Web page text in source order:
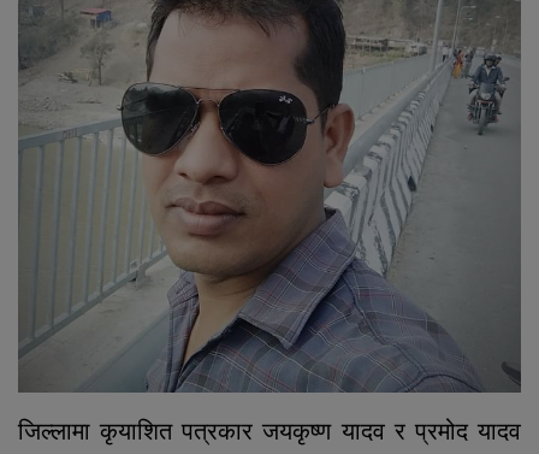
जिल्लामा कृयाशित पत्रकार जयकृष्ण यादव र प्रमोद यादव